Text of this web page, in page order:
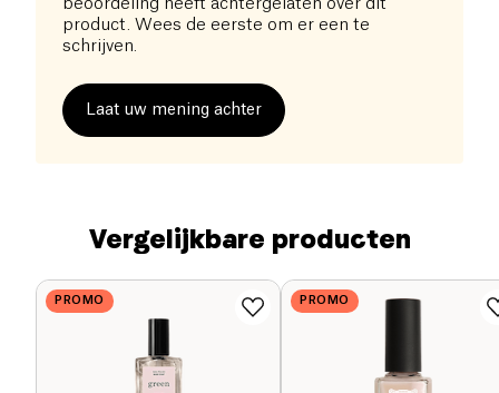
beoordeling heeft achtergelaten over dit
product. Wees de eerste om er een te
schrijven.
Laat uw mening achter
Vergelijkbare producten
PROMO PROMO